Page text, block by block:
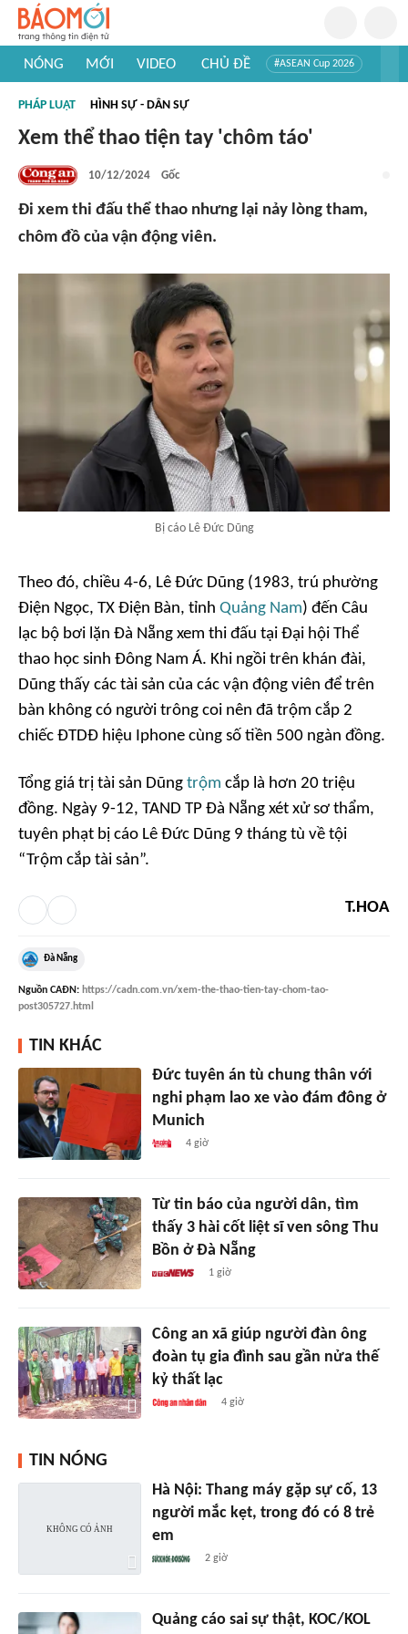
NÓNG MỚI VIDEO CHỦ ĐỀ #ASEAN Cup 2026
#Khám phá thế giới
PHÁP LUẬT HÌNH SỰ - DÂN SỰ
Xem thể thao tiện tay 'chôm táo'
10/12/2024 Gốc
Đi xem thi đấu thể thao nhưng lại nảy lòng tham,
chôm đồ của vận động viên.
Bị cáo Lê Đức Dũng
Theo đó, chiều 4-6, Lê Đức Dũng (1983, trú phường
Điện Ngọc, TX Điện Bàn, tỉnh Quảng Nam) đến Câu
lạc bộ bơi lặn Đà Nẵng xem thi đấu tại Đại hội Thể
thao học sinh Đông Nam Á. Khi ngồi trên khán đài,
Dũng thấy các tài sản của các vận động viên để trên
bàn không có người trông coi nên đã trộm cắp 2
chiếc ĐTDĐ hiệu Iphone cùng số tiền 500 ngàn đồng.
Tổng giá trị tài sản Dũng trộm cắp là hơn 20 triệu
đồng. Ngày 9-12, TAND TP Đà Nẵng xét xử sơ thẩm,
tuyên phạt bị cáo Lê Đức Dũng 9 tháng tù về tội
“Trộm cắp tài sản”.
T.HOA
Đà Nẵng
Nguồn CAĐN: https://cadn.com.vn/xem-the-thao-tien-tay-chom-tao-
post305727.html
TIN KHÁC
Đức tuyên án tù chung thân với
nghi phạm lao xe vào đám đông ở
Munich
4 giờ
Từ tin báo của người dân, tìm
thấy 3 hài cốt liệt sĩ ven sông Thu
Bồn ở Đà Nẵng
1 giờ
Công an xã giúp người đàn ông
đoàn tụ gia đình sau gần nửa thế
kỷ thất lạc
4 giờ
TIN NÓNG
Hà Nội: Thang máy gặp sự cố, 13
người mắc kẹt, trong đó có 8 trẻ
em
2 giờ
Quảng cáo sai sự thật, KOC/KOL